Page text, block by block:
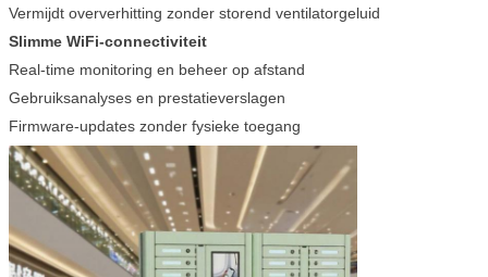
Vermijdt oververhitting zonder storend ventilatorgeluid
Slimme WiFi-connectiviteit
Real-time monitoring en beheer op afstand
Gebruiksanalyses en prestatieverslagen
Firmware-updates zonder fysieke toegang